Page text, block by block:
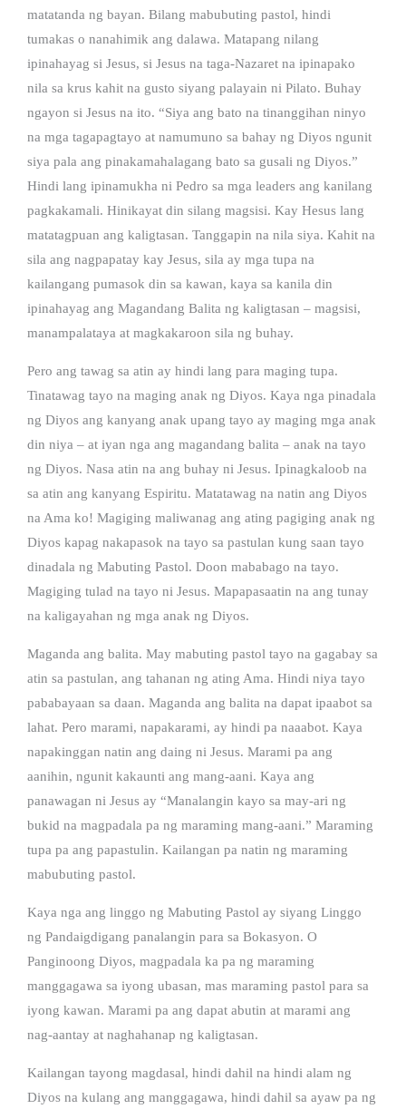
matatanda ng bayan. Bilang mabubuting pastol, hindi
tumakas o nanahimik ang dalawa. Matapang nilang
ipinahayag si Jesus, si Jesus na taga-Nazaret na ipinapako
nila sa krus kahit na gusto siyang palayain ni Pilato. Buhay
ngayon si Jesus na ito. “Siya ang bato na tinanggihan ninyo
na mga tagapagtayo at namumuno sa bahay ng Diyos ngunit
siya pala ang pinakamahalagang bato sa gusali ng Diyos.”
Hindi lang ipinamukha ni Pedro sa mga leaders ang kanilang
pagkakamali. Hinikayat din silang magsisi. Kay Hesus lang
matatagpuan ang kaligtasan. Tanggapin na nila siya. Kahit na
sila ang nagpapatay kay Jesus, sila ay mga tupa na
kailangang pumasok din sa kawan, kaya sa kanila din
ipinahayag ang Magandang Balita ng kaligtasan – magsisi,
manampalataya at magkakaroon sila ng buhay.
Pero ang tawag sa atin ay hindi lang para maging tupa.
Tinatawag tayo na maging anak ng Diyos. Kaya nga pinadala
ng Diyos ang kanyang anak upang tayo ay maging mga anak
din niya – at iyan nga ang magandang balita – anak na tayo
ng Diyos. Nasa atin na ang buhay ni Jesus. Ipinagkaloob na
sa atin ang kanyang Espiritu. Matatawag na natin ang Diyos
na Ama ko! Magiging maliwanag ang ating pagiging anak ng
Diyos kapag nakapasok na tayo sa pastulan kung saan tayo
dinadala ng Mabuting Pastol. Doon mababago na tayo.
Magiging tulad na tayo ni Jesus. Mapapasaatin na ang tunay
na kaligayahan ng mga anak ng Diyos.
Maganda ang balita. May mabuting pastol tayo na gagabay sa
atin sa pastulan, ang tahanan ng ating Ama. Hindi niya tayo
pababayaan sa daan. Maganda ang balita na dapat ipaabot sa
lahat. Pero marami, napakarami, ay hindi pa naaabot. Kaya
napakinggan natin ang daing ni Jesus. Marami pa ang
aanihin, ngunit kakaunti ang mang-aani. Kaya ang
panawagan ni Jesus ay “Manalangin kayo sa may-ari ng
bukid na magpadala pa ng maraming mang-aani.” Maraming
tupa pa ang papastulin. Kailangan pa natin ng maraming
mabubuting pastol.
Kaya nga ang linggo ng Mabuting Pastol ay siyang Linggo
ng Pandaigdigang panalangin para sa Bokasyon. O
Panginoong Diyos, magpadala ka pa ng maraming
manggagawa sa iyong ubasan, mas maraming pastol para sa
iyong kawan. Marami pa ang dapat abutin at marami ang
nag-aantay at naghahanap ng kaligtasan.
Kailangan tayong magdasal, hindi dahil na hindi alam ng
Diyos na kulang ang manggagawa, hindi dahil sa ayaw pa ng